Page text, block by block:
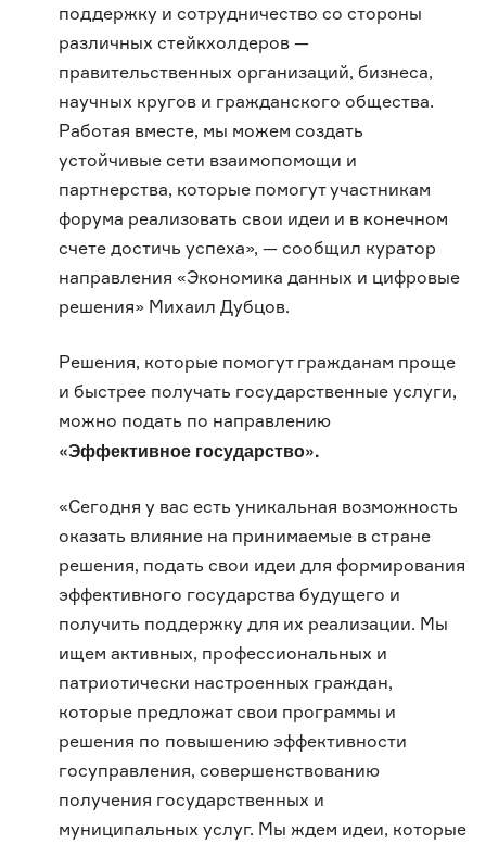
поддержку и сотрудничество со стороны
различных стейкхолдеров —
правительственных организаций, бизнеса,
научных кругов и гражданского общества.
Работая вместе, мы можем создать
устойчивые сети взаимопомощи и
партнерства, которые помогут участникам
форума реализовать свои идеи и в конечном
счете достичь успеха», — сообщил куратор
направления «Экономика данных и цифровые
решения» Михаил Дубцов.
Решения, которые помогут гражданам проще
и быстрее получать государственные услуги,
можно подать по направлению
«Эффективное государство».
«Сегодня у вас есть уникальная возможность
оказать влияние на принимаемые в стране
решения, подать свои идеи для формирования
эффективного государства будущего и
получить поддержку для их реализации. Мы
ищем активных, профессиональных и
патриотически настроенных граждан,
которые предложат свои программы и
решения по повышению эффективности
госуправления, совершенствованию
получения государственных и
муниципальных услуг. Мы ждем идеи, которые